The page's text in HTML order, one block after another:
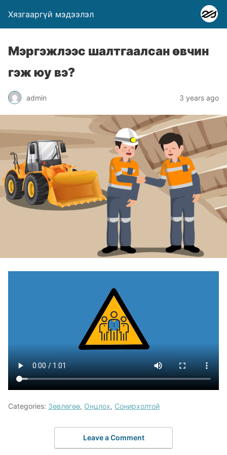
Хязгааргүй мэдээлэл
Мэргэжлээс шалтгаалсан өвчин
гэж юу вэ?
admin 3 years ago
Categories: Зөвлөгөө, Онцлох, Сонирхолтой
Leave a Comment